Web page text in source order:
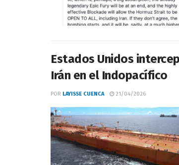
Estados Unidos
Irán en el Indopacífico
POR LAYISSE CUENCA 21/04/2026